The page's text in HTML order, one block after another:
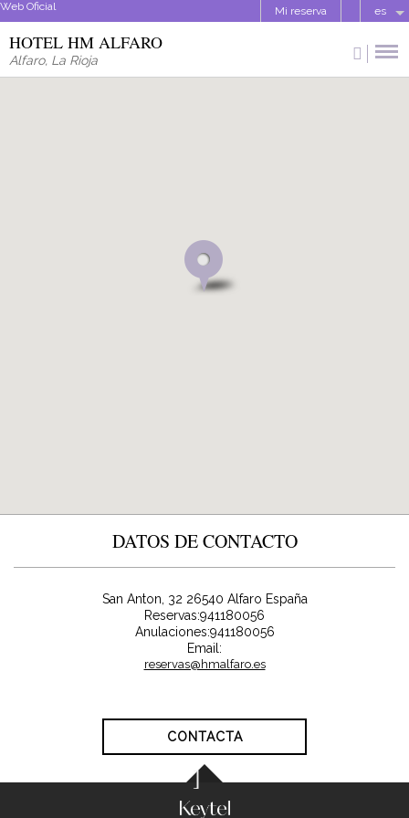
Web Oficial Mi reserva es
HOTEL HM ALFARO
Alfaro, La Rioja
DATOS DE CONTACTO
San Anton, 32 26540 Alfaro España
Reservas:941180056
Anulaciones:941180056
Email:
reservas@hmalfaro.es
CONTACTA